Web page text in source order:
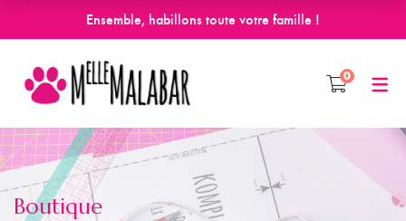
Ensemble, habillons toute votre famille !
0
Boutique